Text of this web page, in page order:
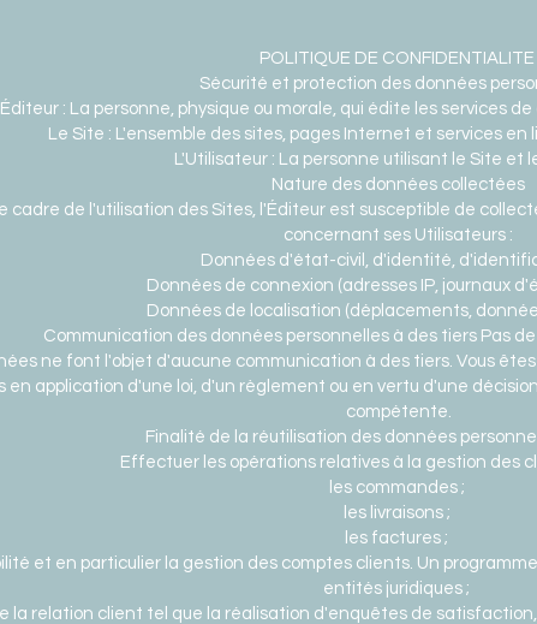
POLITIQUE DE CONFIDENTIALITE
Sécurité et protection des données
: La personne, physique ou morale, qui édite les services
Le Site : L'ensemble des sites, pages Internet et services en
L'Utilisateur : La personne utilisant le Site et
Nature des données collectées
cadre de l'utilisation des Sites, l'Éditeur est susceptible de
concernant ses Utilisateurs :
Données d'état-civil, d'identité,
Données de connexion (adresses IP, journaux
Données de localisation (déplacements,
Communication des données personnelles à des tiers Pas
ne font l'objet d'aucune communication à des tiers. Vous
en application d'une loi, d'un règlement ou en vertu d'une
compétente.
Finalité de la réutilisation des données
Effectuer les opérations relatives à la gestion des
les commandes ;
les livraisons ;
les factures ;
et en particulier la gestion des comptes clients. Un
entités juridiques ;
la relation client tel que la réalisation d'enquêtes de